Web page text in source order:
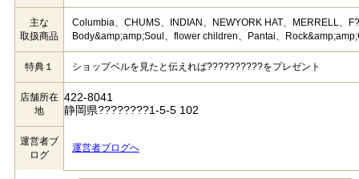
主な
取扱商品
Columbia、CHUMS、INDIAN、NEWYORK HAT、MERRELL、
Body&amp;amp;Soul、flower children、Pantai、
特典１ ショップベルを見たと伝えれば??????????をプレゼント
店舗所在
地
422-8041
静岡県????????1-5-5 102
運営者ブ
ログ
運営者ブログへ